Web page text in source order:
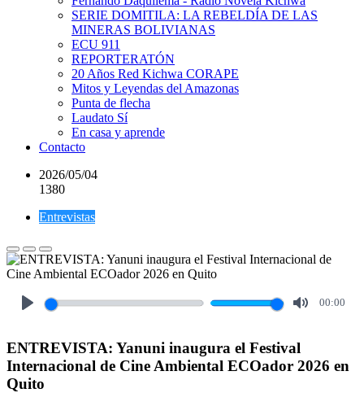
SERIE DOMITILA: LA REBELDÍA DE LAS
MINERAS BOLIVIANAS
ECU 911
REPORTERATÓN
20 Años Red Kichwa CORAPE
Mitos y Leyendas del Amazonas
Punta de flecha
Laudato Sí
En casa y aprende
Contacto
2026/05/04
1380
Entrevistas
00:00
ENTREVISTA: Yanuni inaugura el Festival
Internacional de Cine Ambiental ECOador 2026 en
Quito